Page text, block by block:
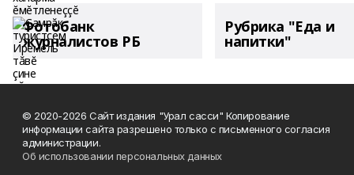
Фотобанк
журналистов РБ
Рубрика "Еда и
напитки"
© 2020-2026 Сайт издания "Урал сасси" Копирование
информации сайта разрешено только с письменного согласия
администрации.
Об использовании персональных данных